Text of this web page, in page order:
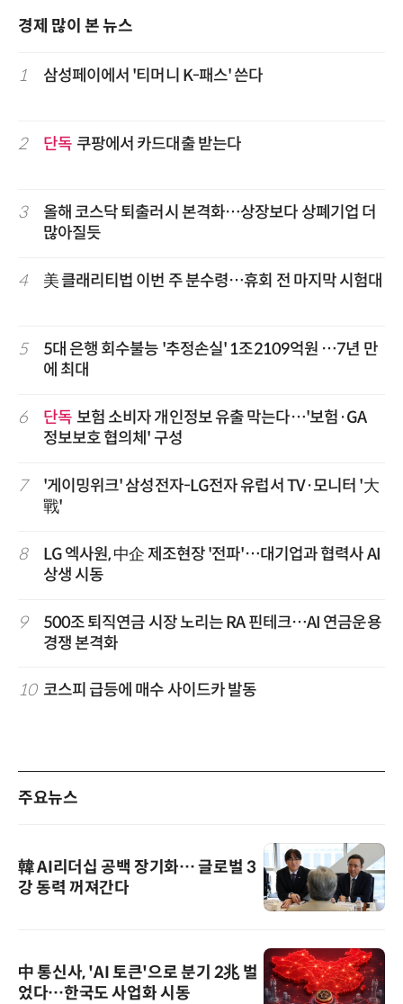
경제 많이 본 뉴스
1 삼성페이에서 '티머니 K-패스' 쓴다
2 단독 쿠팡에서 카드대출 받는다
3
올해 코스닥 퇴출러시 본격화…상장보다 상폐기업 더
많아질듯
4 美 클래리티법 이번 주 분수령…휴회 전 마지막 시험대
5
5대 은행 회수불능 '추정손실' 1조2109억원 …7년 만
에 최대
6 단독 보험 소비자 개인정보 유출 막는다…'보험·GA
정보보호 협의체' 구성
7
'게이밍위크' 삼성전자-LG전자 유럽서 TV·모니터 '大
戰'
8
LG 엑사원, 中企 제조현장 '전파'…대기업과 협력사 AI
상생 시동
9
500조 퇴직연금 시장 노리는 RA 핀테크…AI 연금운용
경쟁 본격화
10 코스피 급등에 매수 사이드카 발동
주요뉴스
韓 AI리더십 공백 장기화… 글로벌 3
강 동력 꺼져간다
中 통신사, 'AI 토큰'으로 분기 2兆 벌
었다…한국도 사업화 시동